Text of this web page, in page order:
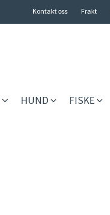
Kontakt oss Frakt
HUND FISKE